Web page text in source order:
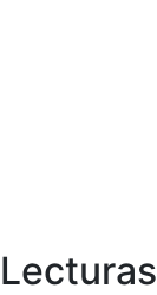
Lecturas